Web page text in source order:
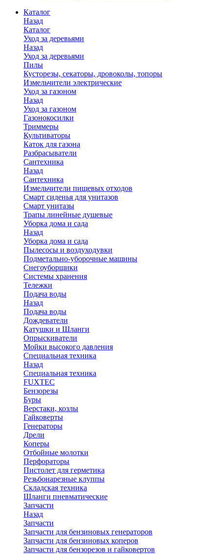
Каталог
Назад
Каталог
Уход за деревьями
Назад
Уход за деревьями
Пилы
Кусторезы, секаторы, дровоколы, топоры
Измельчители электрические
Уход за газоном
Назад
Уход за газоном
Газонокосилки
Триммеры
Культиваторы
Каток для газона
Разбрасыватели
Сантехника
Назад
Сантехника
Измельчители пищевых отходов
Смарт сиденья для унитазов
Смарт унитазы
Трапы линейные душевые
Уборка дома и сада
Назад
Уборка дома и сада
Пылесосы и воздуходувки
Подметально-уборочные машины
Снегоуборщики
Системы хранения
Тележки
Подача воды
Назад
Подача воды
Дождеватели
Катушки и Шланги
Опрыскиватели
Мойки высокого давления
Специальная техника
Назад
Специальная техника
FUXTEC
Бензорезы
Буры
Верстаки, козлы
Гайковерты
Генераторы
Дрели
Коперы
Отбойные молотки
Перфораторы
Пистолет для герметика
Резьбонарезные клуппы
Складская техника
Шланги пневматические
Запчасти
Назад
Запчасти
Запчасти для бензиновых генераторов
Запчасти для бензиновых коперов
Запчасти для бензорезов и гайковертов